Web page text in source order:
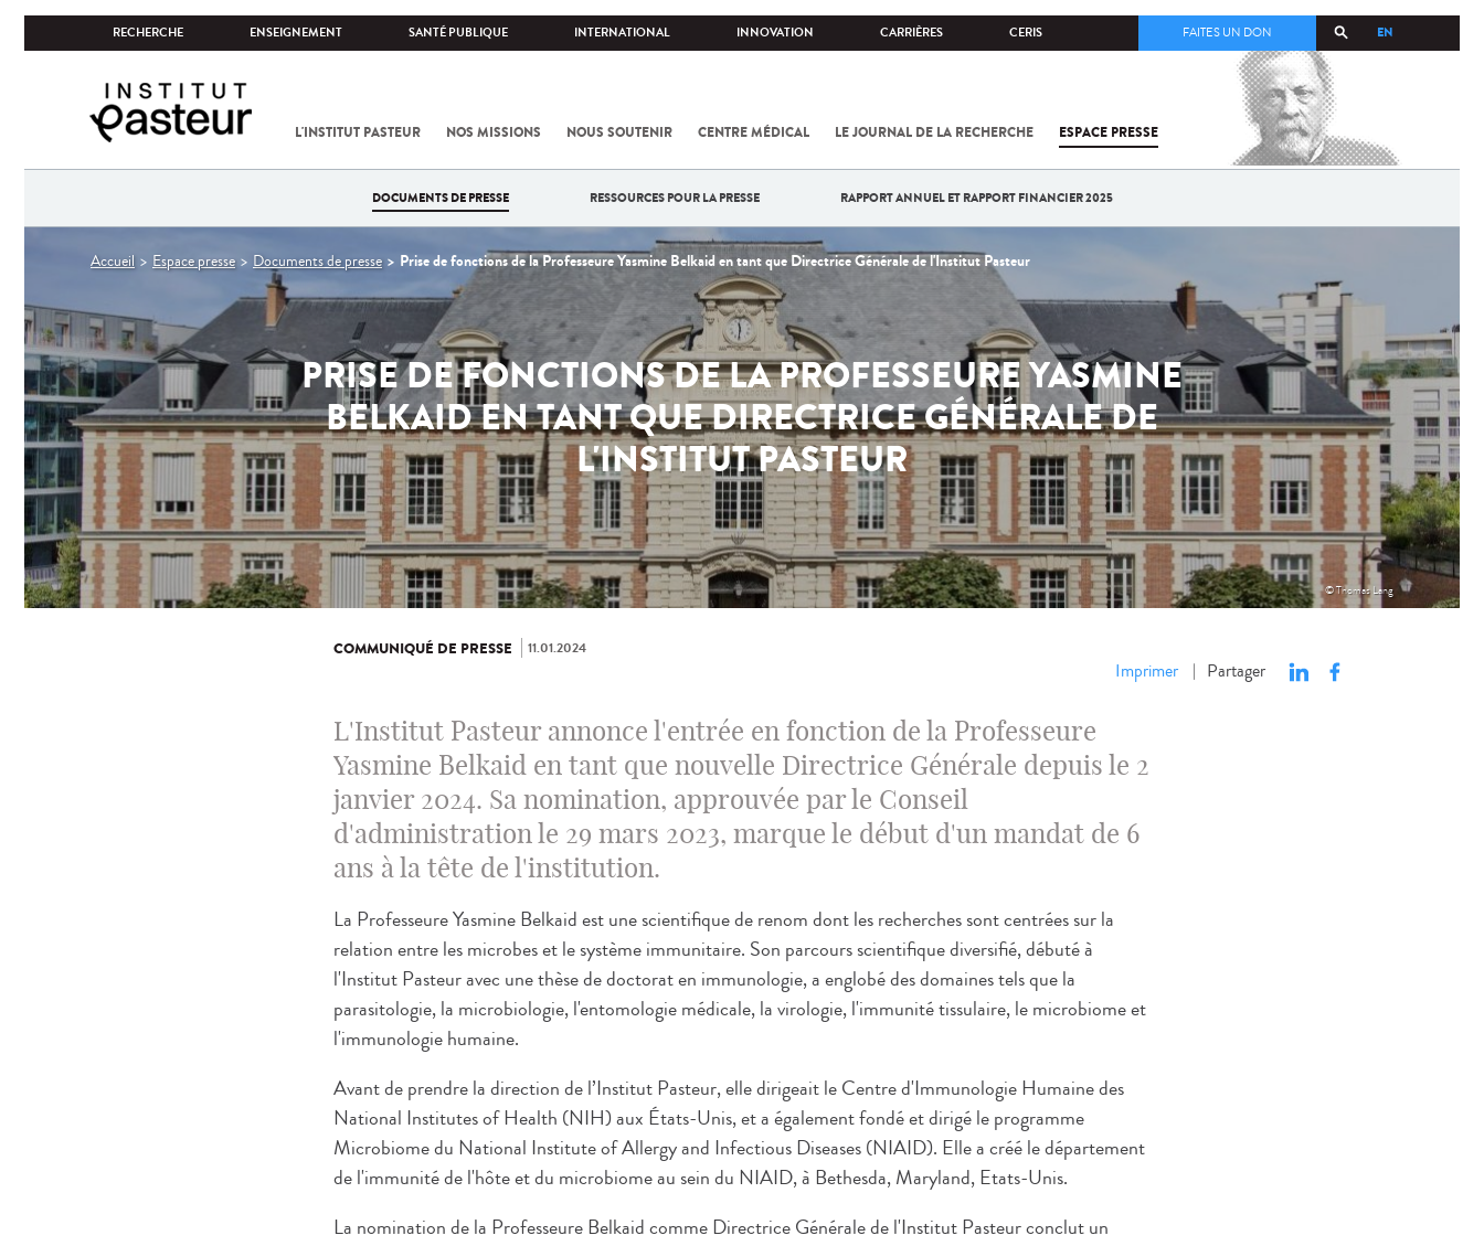
RECHERCHE ENSEIGNEMENT SANTÉ PUBLIQUE INTERNATIONAL INNOVATION CARRIÈRES CERIS EN
FAITES UN DON
L'INSTITUT PASTEUR NOS MISSIONS NOUS SOUTENIR CENTRE MÉDICAL LE JOURNAL DE LA RECHERCHE ESPACE PRESSE
COV-2 /
L'INSTITUT
DOCUMENTS DE PRESSE RESSOURCES POUR LA PRESSE RAPPORT ANNUEL ET RAPPORT FINANCIER 2025
Vous
ici
Accueil Espace presse Documents de presse Prise de fonctions de la Professeure Yasmine Belkaid en tant que Directrice Générale de l'Institut Pasteur
PRISE DE FONCTIONS DE LA PROFESSEURE YASMINE
BELKAID EN TANT QUE DIRECTRICE GÉNÉRALE DE
L'INSTITUT PASTEUR
© Thomas Lang
COMMUNIQUÉ DE PRESSE 11.01.2024
Imprimer | Partager
L'Institut Pasteur annonce l'entrée en fonction de la Professeure
Yasmine Belkaid en tant que nouvelle Directrice Générale depuis le 2
janvier 2024. Sa nomination, approuvée par le Conseil
d'administration le 29 mars 2023, marque le début d'un mandat de 6
ans à la tête de l'institution.
La Professeure Yasmine Belkaid est une scientifique de renom dont les recherches sont centrées sur la
relation entre les microbes et le système immunitaire. Son parcours scientifique diversifié, débuté à
l'Institut Pasteur avec une thèse de doctorat en immunologie, a englobé des domaines tels que la
parasitologie, la microbiologie, l'entomologie médicale, la virologie, l'immunité tissulaire, le microbiome et
l'immunologie humaine.
Avant de prendre la direction de l’Institut Pasteur, elle dirigeait le Centre d'Immunologie Humaine des
National Institutes of Health (NIH) aux États-Unis, et a également fondé et dirigé le programme
Microbiome du National Institute of Allergy and Infectious Diseases (NIAID). Elle a créé le département
de l'immunité de l'hôte et du microbiome au sein du NIAID, à Bethesda, Maryland, Etats-Unis.
La nomination de la Professeure Belkaid comme Directrice Générale de l'Institut Pasteur conclut un